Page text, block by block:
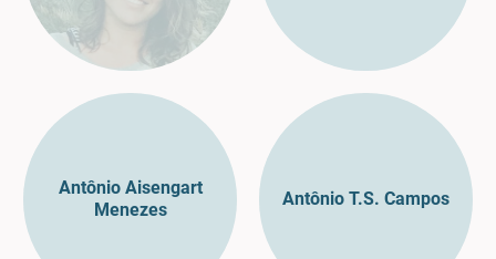
Antônio Aisengart
Menezes
Antônio T.S. Campos